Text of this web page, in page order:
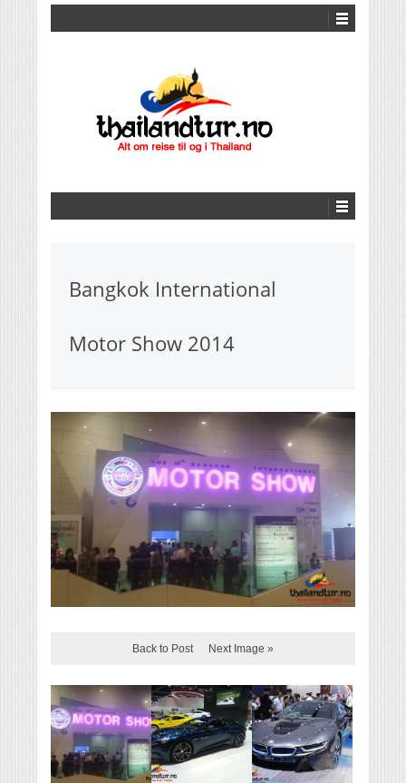
Bangkok International
Motor Show 2014
Back to Post Next Image »